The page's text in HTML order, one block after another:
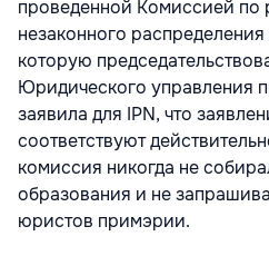
проведенной Комиссией по
незаконного
которую
Юридического управления
заявила для IPN, что
соответствуют
комиссия никогда не
образования и не
юристов примэрии.